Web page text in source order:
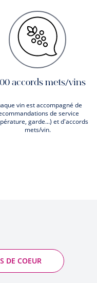
accords mets/vins
vin est accompagné de
de service
garde...) et d'accords
mets/vin.
DE COEUR